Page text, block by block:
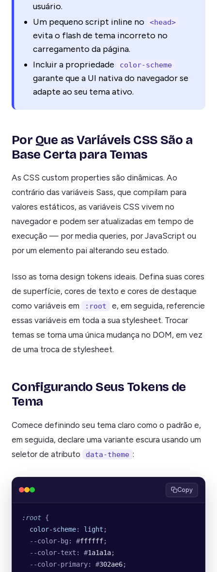
usuário.
Um pequeno script inline no
<head>
evita o flash de tema incorreto no
carregamento da página.
Incluir a propriedade
color-scheme
garante que a UI nativa do navegador se
adapte ao seu tema ativo.
Por Que as Variáveis CSS São a
Base Certa para Temas
As CSS custom properties são dinâmicas. Ao
contrário das variáveis Sass, que compilam para
valores estáticos, as variáveis CSS vivem no
navegador e podem ser atualizadas em tempo de
execução — por media queries, por JavaScript ou
por um elemento pai alterando seu estado.
Isso as torna design tokens ideais. Defina suas cores
de superfície, cores de texto e cores de destaque
como variáveis em
:root
e, em seguida, referencie
essas variáveis em toda a sua stylesheet. Trocar
temas se torna uma única mudança no DOM, em vez
de uma troca de stylesheet.
Configurando Seus Tokens de
Tema
Comece definindo seu tema claro como o padrão e,
em seguida, declare uma variante escura usando um
seletor de atributo
data-theme :
Copy
:root {
  color-scheme
: light ;
  --color-bg: #
ffffff;
  --color-text: #
1a1a1a;
  --color-primary: #
302ae6;